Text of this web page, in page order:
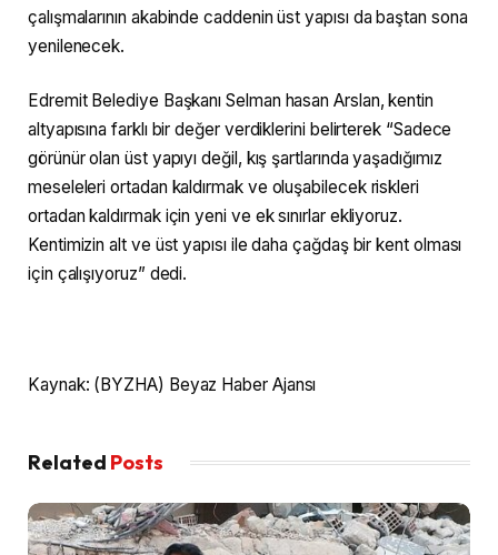
çalışmalarının akabinde caddenin üst yapısı da baştan sona
yenilenecek.
Edremit Belediye Başkanı Selman hasan Arslan, kentin
altyapısına farklı bir değer verdiklerini belirterek “Sadece
görünür olan üst yapıyı değil, kış şartlarında yaşadığımız
meseleleri ortadan kaldırmak ve oluşabilecek riskleri
ortadan kaldırmak için yeni ve ek sınırlar ekliyoruz.
Kentimizin alt ve üst yapısı ile daha çağdaş bir kent olması
için çalışıyoruz” dedi.
Kaynak: (BYZHA) Beyaz Haber Ajansı
Related Posts